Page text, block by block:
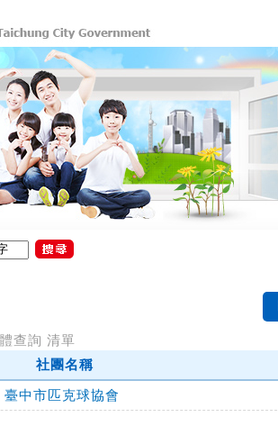
查詢 清單
社團名稱
臺中市匹克球協會